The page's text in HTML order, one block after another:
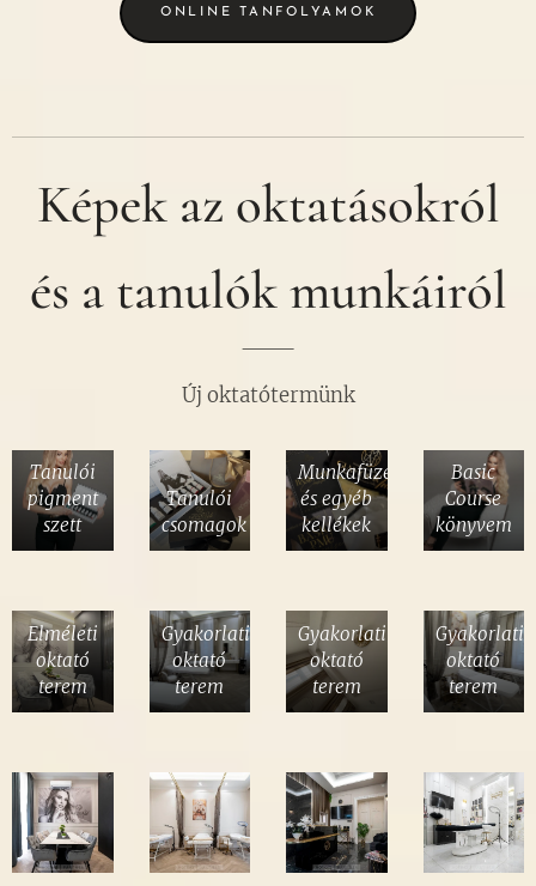
ONLINE TANFOLYAMOK
Képek az oktatásokról
és a tanulók munkáiról
Új oktatótermünk
Tanulói
pigment
szett
Tanulói
csomagok
Munkafüzet
és egyéb
kellékek
Basic
Course
könyvem
Elméleti
oktató
terem
Gyakorlati
oktató
terem
Gyakorlatilag
oktató
terem
Gyakorlati
oktató
terem